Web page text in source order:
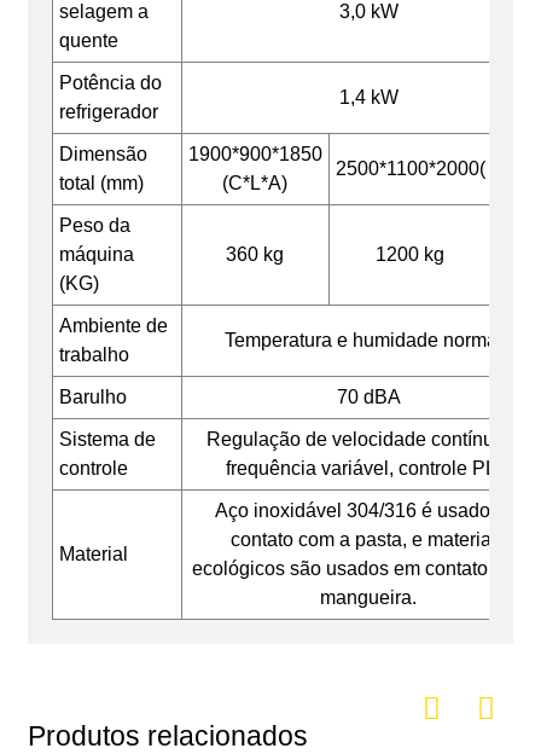
selagem a
quente
3,0 kW
Potência do
refrigerador
1,4 kW
Dimensão
total (mm)
1900*900*1850
(C*L*A)
2500*1100*2000(
Peso da
máquina
(KG)
360 kg 1200 kg
Ambiente de
trabalho
Temperatura e humidade normais
Barulho 70 dBA
Sistema de
controle
Regulação de velocidade contínua de
frequência variável, controle PLC
Material
Aço inoxidável 304/316 é usado em
contato com a pasta, e materiais
ecológicos são usados ​​em contato com
mangueira.
Produtos relacionados